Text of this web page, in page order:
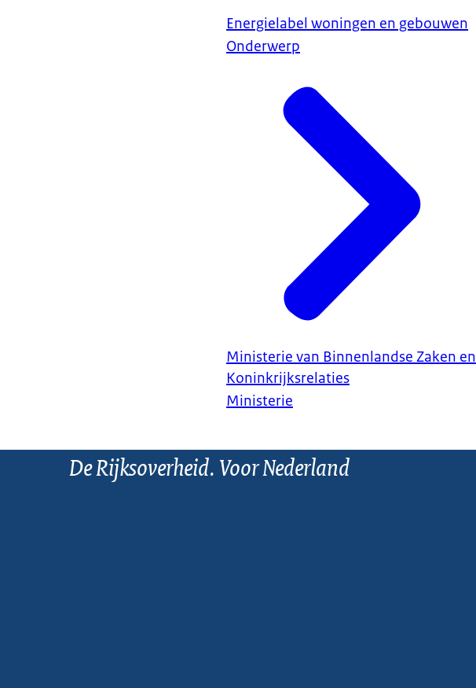
Energielabel woningen en gebouwen
Onderwerp
Ministerie van Binnenlandse Zaken en
Koninkrijksrelaties
Ministerie
De Rijksoverheid. Voor Nederland